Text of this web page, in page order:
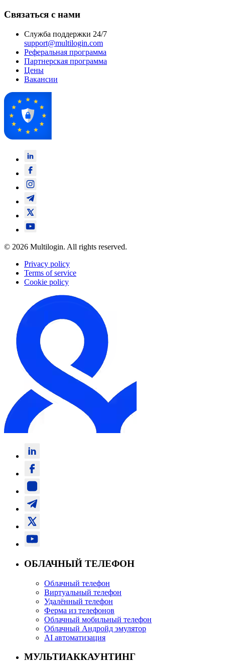
Связаться с нами
Служба поддержки 24/7
support@multilogin.com
Реферальная программа
Партнерская программа
Цены
Вакансии
© 2026 Multilogin. All rights reserved.
Privacy policy
Terms of service
Cookie policy
ОБЛАЧНЫЙ ТЕЛЕФОН
Облачный телефон
Виртуальный телефон
Удалённый телефон
Ферма из телефонов
Облачный мобильный телефон
Облачный Андройд эмулятор
AI автоматизация
МУЛЬТИАККАУНТИНГ